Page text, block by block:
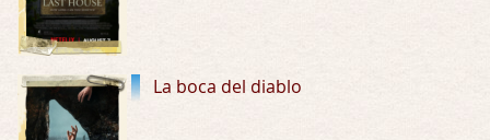
Trance
Por: Luar
El señor de las moscas
La boca del diablo